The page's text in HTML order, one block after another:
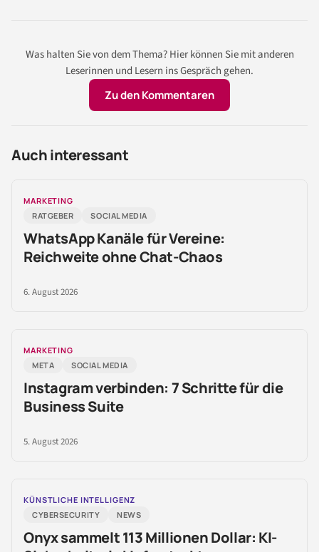
Was halten Sie von dem Thema? Hier können Sie mit anderen
Leserinnen und Lesern ins Gespräch gehen.
Zu den Kommentaren
Auch interessant
MARKETING
RATGEBER
SOCIAL MEDIA
WhatsApp Kanäle für Vereine:
Reichweite ohne Chat-Chaos
6. August 2026
MARKETING
META
SOCIAL MEDIA
Instagram verbinden: 7 Schritte für die
Business Suite
5. August 2026
KÜNSTLICHE INTELLIGENZ
CYBERSECURITY
NEWS
Onyx sammelt 113 Millionen Dollar: KI-